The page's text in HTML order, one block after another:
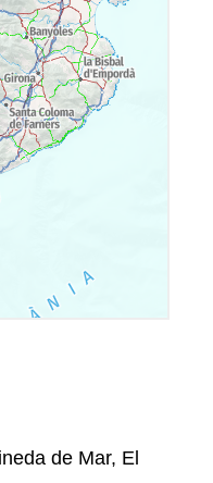
de Mar, El